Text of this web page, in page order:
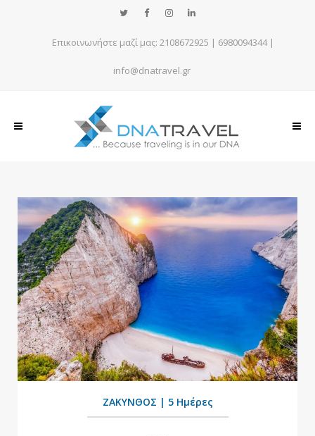
Επικοινωνήστε μαζί μας: 2108672925 | 6980094344|
info@dnatravel.gr
+
ΖΑΚΥΝΘΟΣ | 5 Ημέρες